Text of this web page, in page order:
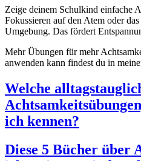
Zeige deinem Schulkind einfache
Fokussieren auf den Atem oder
Umgebung. Das fördert
Mehr Übungen für mehr
anwenden kann findest du in
Welche
ich kennen?
Diese 5 Bücher über